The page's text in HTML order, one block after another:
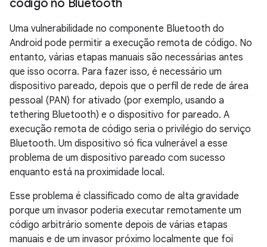
código no Bluetooth
Uma vulnerabilidade no componente Bluetooth do
Android pode permitir a execução remota de código. No
entanto, várias etapas manuais são necessárias antes
que isso ocorra. Para fazer isso, é necessário um
dispositivo pareado, depois que o perfil de rede de área
pessoal (PAN) for ativado (por exemplo, usando a
tethering Bluetooth) e o dispositivo for pareado. A
execução remota de código seria o privilégio do serviço
Bluetooth. Um dispositivo só fica vulnerável a esse
problema de um dispositivo pareado com sucesso
enquanto está na proximidade local.
Esse problema é classificado como de alta gravidade
porque um invasor poderia executar remotamente um
código arbitrário somente depois de várias etapas
manuais e de um invasor próximo localmente que foi